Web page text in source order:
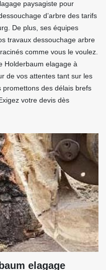
paysagiste pour
d’arbre des tarifs
De plus, ses équipes
travaux dessouchage arbre
comme vous le voulez.
Holderbaum elagage à
de vos attentes tant sur les
promettons des délais brefs
votre devis dès
elagage